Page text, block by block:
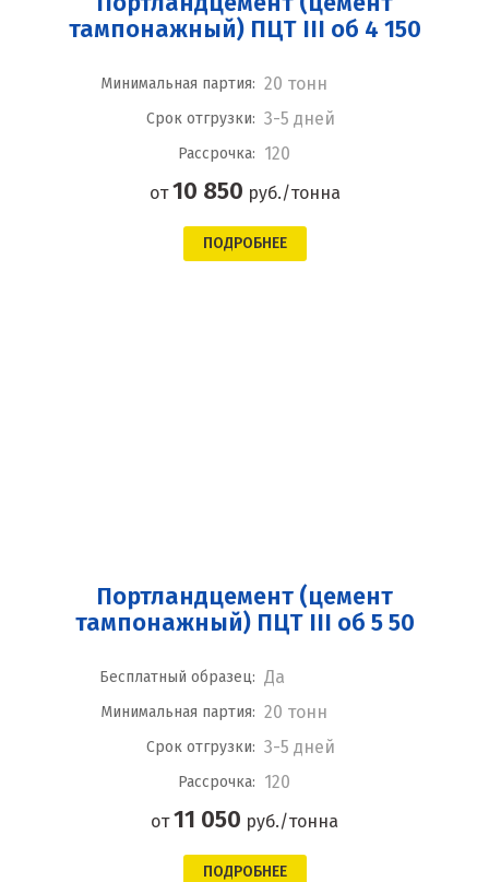
тампонажный) ПЦТ III об 4 150
Минимальная партия: 20 тонн
Срок отгрузки: 3-5 дней
Рассрочка: 120
от10 850 руб./тонна
ПОДРОБНЕЕ
Портландцемент (цемент
тампонажный) ПЦТ III об 5 50
Бесплатный образец: Да
Минимальная партия: 20 тонн
Срок отгрузки: 3-5 дней
Рассрочка: 120
от11 050 руб./тонна
ПОДРОБНЕЕ